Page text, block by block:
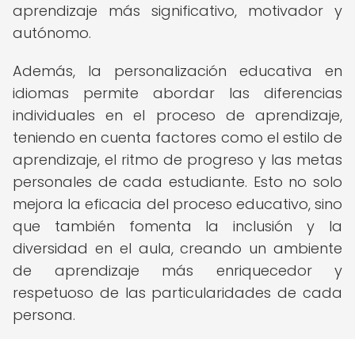
aprendizaje más significativo, motivador y
autónomo.
Además, la personalización educativa en
idiomas permite abordar las diferencias
individuales en el proceso de aprendizaje,
teniendo en cuenta factores como el estilo de
aprendizaje, el ritmo de progreso y las metas
personales de cada estudiante. Esto no solo
mejora la eficacia del proceso educativo, sino
que también fomenta la inclusión y la
diversidad en el aula, creando un ambiente
de aprendizaje más enriquecedor y
respetuoso de las particularidades de cada
persona.